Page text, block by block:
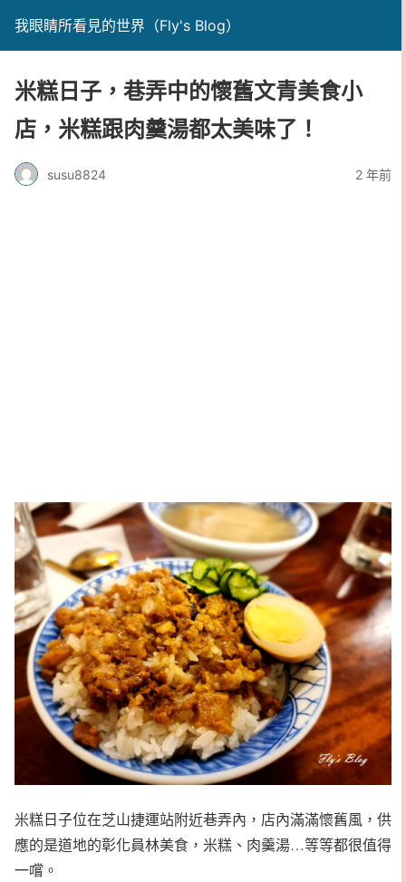
我眼睛所看見的世界（Fly's Blog）
米糕日子，巷弄中的懷舊文青美食小
店，米糕跟肉羹湯都太美味了！
susu8824 2 年前
米糕日子位在芝山捷運站附近巷弄內，店內滿滿懷舊風，供
應的是道地的彰化員林美食，米糕、肉羹湯…等等都很值得
一嚐。